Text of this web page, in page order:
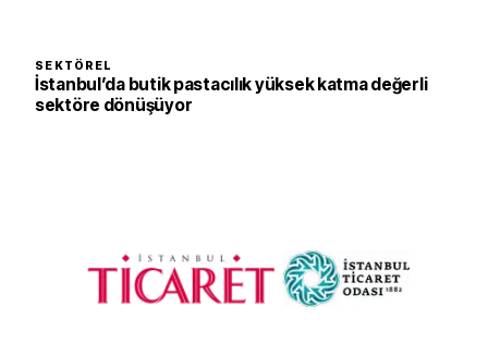
SEKTÖREL
İstanbul’da butik pastacılık yüksek katma değerli
sektöre dönüşüyor